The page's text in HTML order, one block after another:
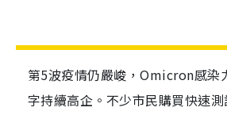
第5波疫情仍嚴峻，Omicron感染
字持續高企。不少市民購買快速